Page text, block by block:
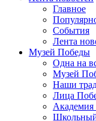
Главное
События
Лента
Музей Победы
Одна на
Музей
Наши
Лица